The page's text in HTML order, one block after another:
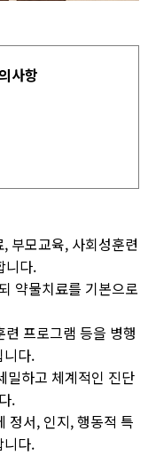
사항
부모교육, 사회성훈련
니다.
약물치료를 기본으로
프로그램 등을 병행
니다.
밀하고 체계적인 진단
.
정서, 인지, 행동적 특
다.